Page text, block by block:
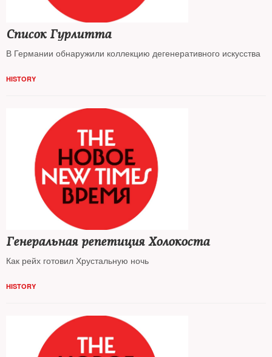
Список Гурлитта
В Германии обнаружили коллекцию дегенеративного искусства
HISTORY
Генеральная репетиция Холокоста
Как рейх готовил Хрустальную ночь
HISTORY